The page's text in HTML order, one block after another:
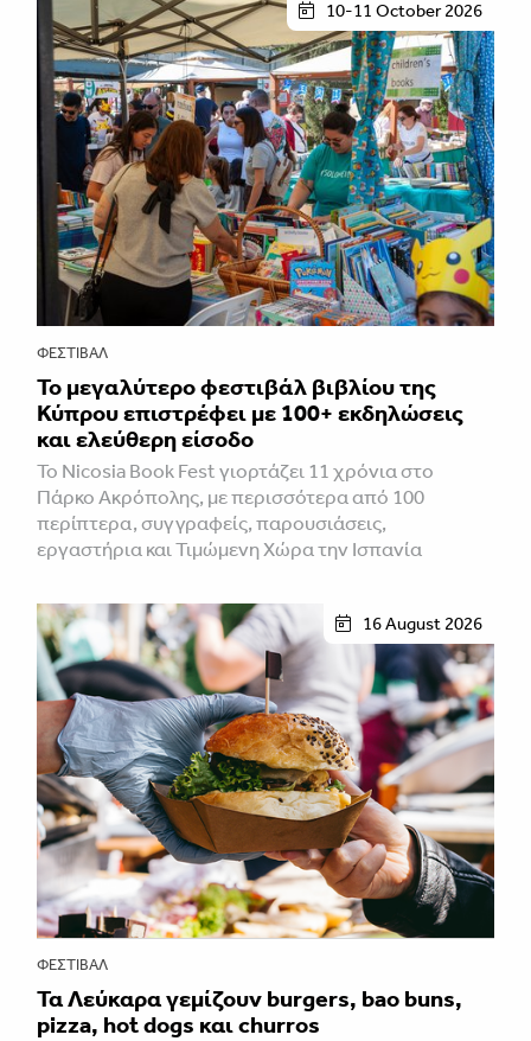
10-11 October 2026
ΦΕΣΤΙΒΑΛ
Το μεγαλύτερο φεστιβάλ βιβλίου της
Κύπρου επιστρέφει με 100+ εκδηλώσεις
και ελεύθερη είσοδο
Το Nicosia Book Fest γιορτάζει 11 χρόνια στο
Πάρκο Ακρόπολης, με περισσότερα από 100
περίπτερα, συγγραφείς, παρουσιάσεις,
εργαστήρια και Τιμώμενη Χώρα την Ισπανία
16 August 2026
ΦΕΣΤΙΒΑΛ
Τα Λεύκαρα γεμίζουν burgers, bao buns,
pizza, hot dogs και churros